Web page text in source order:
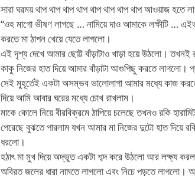
সারা ঘরময় থাপ থাপ থাপ থাপ থাপ থাপ থাপ থাপ আওয়াজ হতে
“ওহ মাগো ভীষণ লাগছে … নামিয়ে দাও আমাকে লক্ষীটি …
করতে মা ঠাপন খেয়ে যেতে লাগলো।
এই দৃশ্য দেখে আমার ছোট্ট বাঁড়াটাও খাড়া হয়ে উঠলো। তখনই
কাকু নিজের হাত দিয়ে আমার বাঁড়াটা আগুপিছু করতে লাগলো।
সেই মুহূর্তেই একটা অসম্ভব ভালোলাগা আমার মধ্যে কাজ
দিয়ে আমি আবার ঘরের মধ্যে চোখ রাখলাম।
মাকে কোলে নিয়ে বীরবিক্রমে ঠাপিয়ে চলেছে তখনও রকি
পেরেছে বুঝতে পারলাম যখন আমার মা নিজের দুটো হাত দিয়ে
ধরলো।
হঠাৎ মা মুখ দিয়ে অদ্ভুত একটা শব্দ করে উঠলো আর লক্ষ্য
অবিরত জলের ধারা নামতে লাগলো এবং নিচে পড়তে